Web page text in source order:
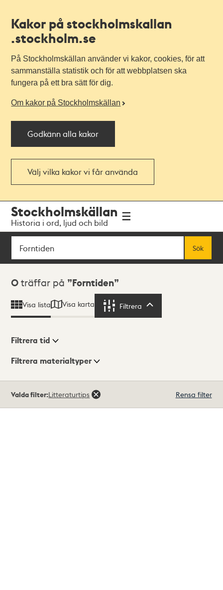
Kakor på stockholmskallan
.stockholm.se
På Stockholmskällan använder vi kakor, cookies, för att
sammanställa statistik och för att webbplatsen ska
fungera på ett bra sätt för dig.
Om kakor på Stockholmskällan
Godkänn alla kakor
Välj vilka kakor vi får använda
navigationen
huvudinnehållet
Stockholmskällan
Historia i ord, ljud och bild
Sök
Sök
Sökresultat
0 träffar på Forntiden
Visa lista Visa karta Filtrera
Visningsläge
Filtrera tid
Filtrera materialtyper
träffar
Valda filter:Litteraturtips Rensa filter